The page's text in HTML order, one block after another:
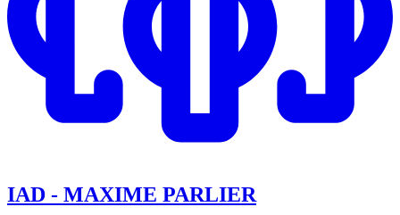
IAD - MAXIME PARLIER